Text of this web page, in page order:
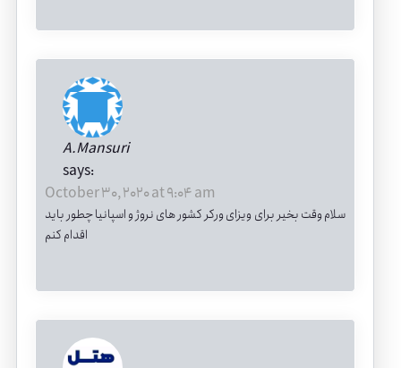
A.Mansuri
says:
October 30, 2020 at 9:04 am
سلام وقت بخیر برای ویزای ورکر کشور های نروژ و اسپانیا چطور باید
اقدام کنم